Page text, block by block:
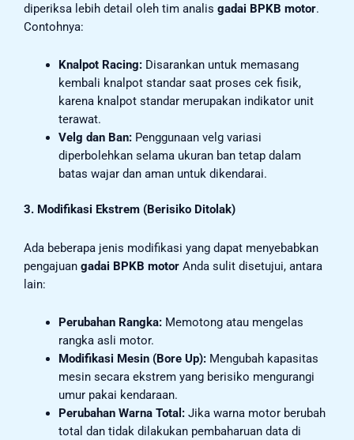
diperiksa lebih detail oleh tim analis gadai BPKB motor.
Contohnya:
Knalpot Racing:Disarankan untuk memasang
kembali knalpot standar saat proses cek fisik,
karena knalpot standar merupakan indikator unit
terawat.
Velg dan Ban:Penggunaan velg variasi
diperbolehkan selama ukuran ban tetap dalam
batas wajar dan aman untuk dikendarai.
3. Modifikasi Ekstrem (Berisiko Ditolak)
Ada beberapa jenis modifikasi yang dapat menyebabkan
pengajuan gadai BPKB motor Anda sulit disetujui, antara
lain:
Perubahan Rangka:Memotong atau mengelas
rangka asli motor.
Modifikasi Mesin (Bore Up):Mengubah kapasitas
mesin secara ekstrem yang berisiko mengurangi
umur pakai kendaraan.
Perubahan Warna Total:Jika warna motor berubah
total dan tidak dilakukan pembaharuan data di